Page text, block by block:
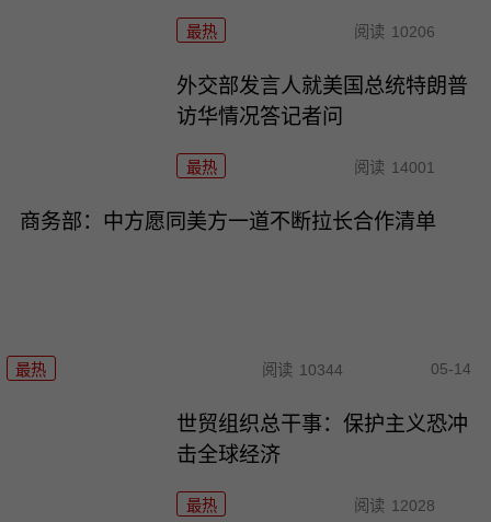
最热 阅读 10206
外交部发言人就美国总统特朗普
访华情况答记者问
最热 阅读 14001
商务部：中方愿同美方一道不断拉长合作清单
最热 阅读 10344 05-14
世贸组织总干事：保护主义恐冲
击全球经济
最热 阅读 12028